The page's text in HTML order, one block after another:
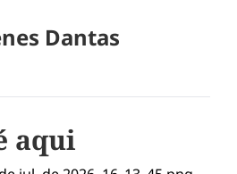
Dantas
aqui